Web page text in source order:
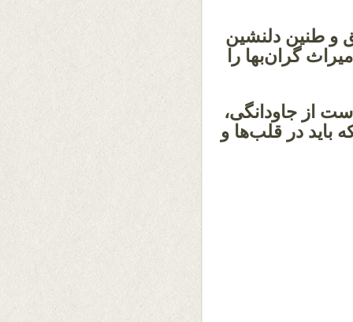
طنین دلنشین
گران‌بها را
است از جاودانگی،
باید در قلب‌ها و